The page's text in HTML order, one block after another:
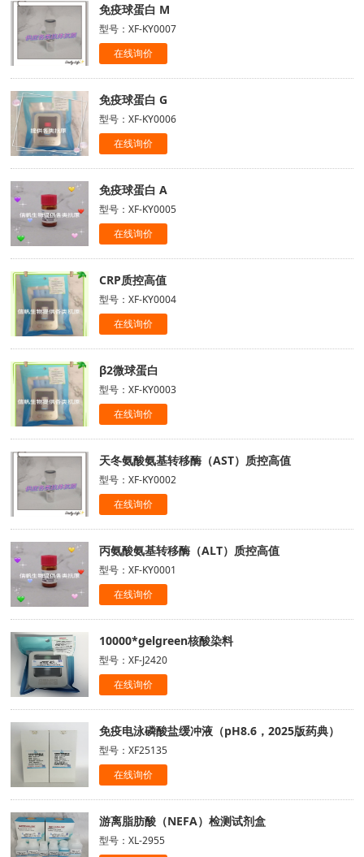
免疫球蛋白 M
型号：XF-KY0007
在线询价
免疫球蛋白 G
型号：XF-KY0006
在线询价
免疫球蛋白 A
型号：XF-KY0005
在线询价
CRP质控高值
型号：XF-KY0004
在线询价
β2微球蛋白
型号：XF-KY0003
在线询价
天冬氨酸氨基转移酶（AST）质控高值
型号：XF-KY0002
在线询价
丙氨酸氨基转移酶（ALT）质控高值
型号：XF-KY0001
在线询价
10000*gelgreen核酸染料
型号：XF-J2420
在线询价
免疫电泳磷酸盐缓冲液（pH8.6，2025版药典）
型号：XF25135
在线询价
游离脂肪酸（NEFA）检测试剂盒
型号：XL-2955